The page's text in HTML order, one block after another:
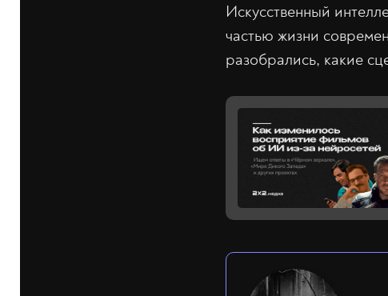
Искусственный
частью жизни
разобрались, какие